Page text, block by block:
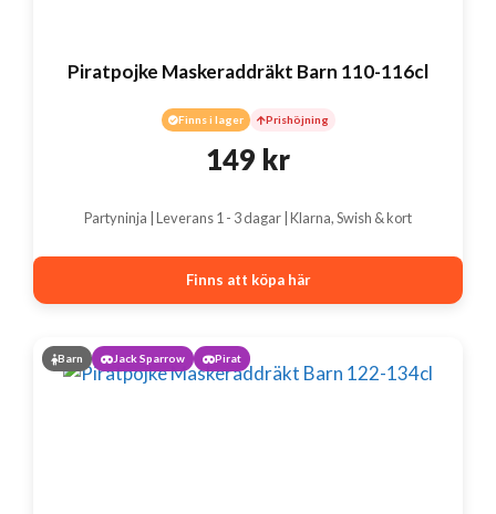
Piratpojke Maskeraddräkt Barn 110-116cl
Finns i lager Prishöjning
149 kr
Partyninja | Leverans 1 - 3 dagar | Klarna, Swish & kort
Finns att köpa här
Barn Jack Sparrow Pirat